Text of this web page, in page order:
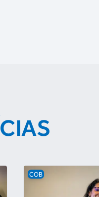
COB